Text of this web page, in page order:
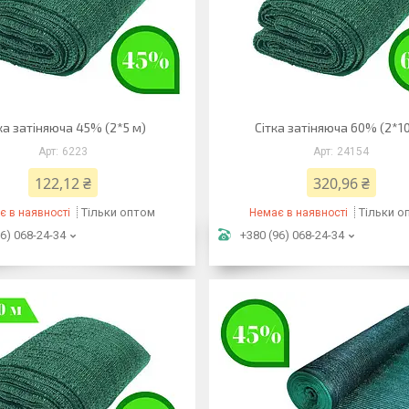
затіняюча 45% (2*5 м)
6223
122,12 ₴
в наявності
Тільки оптом
068-24-34
Сітка затіняюча 60%
24154
320,96 ₴
Немає в наявності
Тільки
+380 (96) 068-24-34